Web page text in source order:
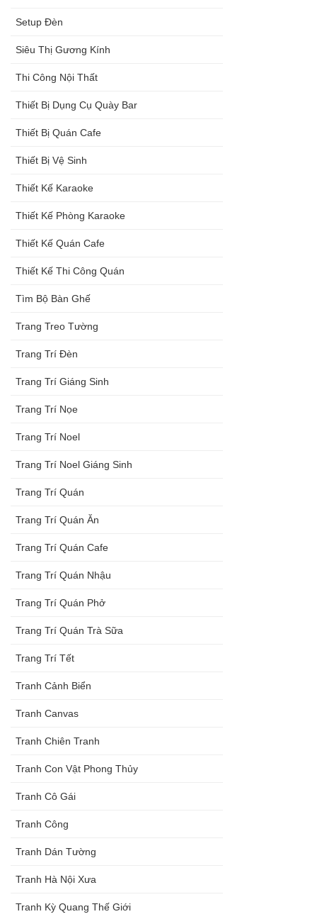
Setup Đèn
Siêu Thị Gương Kính
Thi Công Nội Thất
Thiết Bị Dụng Cụ Quày Bar
Thiết Bị Quán Cafe
Thiết Bị Vệ Sinh
Thiết Kế Karaoke
Thiết Kế Phòng Karaoke
Thiết Kế Quán Cafe
Thiết Kế Thi Công Quán
Tìm Bộ Bàn Ghế
Trang Treo Tường
Trang Trí Đèn
Trang Trí Giáng Sinh
Trang Trí Nọe
Trang Trí Noel
Trang Trí Noel Giáng Sinh
Trang Trí Quán
Trang Trí Quán Ăn
Trang Trí Quán Cafe
Trang Trí Quán Nhậu
Trang Trí Quán Phở
Trang Trí Quán Trà Sữa
Trang Trí Tết
Tranh Cảnh Biển
Tranh Canvas
Tranh Chiên Tranh
Tranh Con Vật Phong Thủy
Tranh Cô Gái
Tranh Công
Tranh Dán Tường
Tranh Hà Nội Xưa
Tranh Kỳ Quang Thế Giới